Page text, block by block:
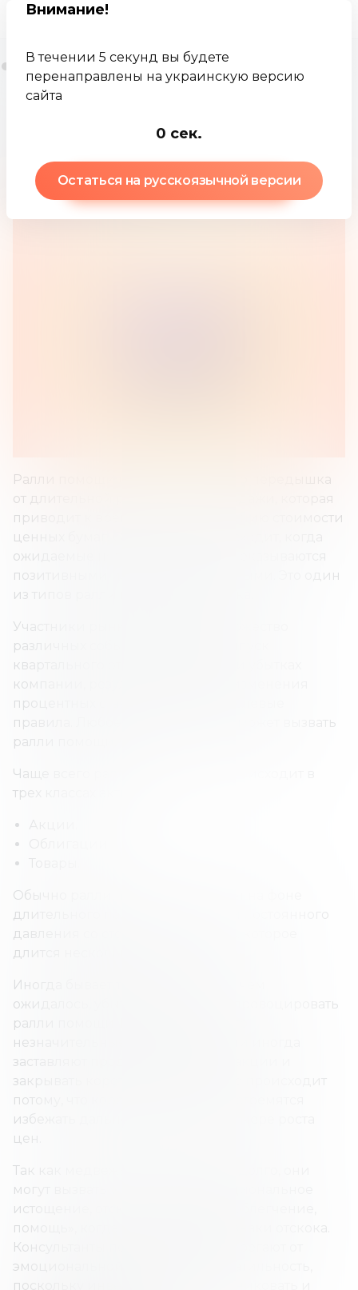
Внимание!
В течении 5 секунд вы будете
перенаправлены на украинскую версию
сайта
0 сек.
Остаться на русскоязычной версии
Ралли помощи
Ралли помощи (облегчения) — это передышка
от длительной рыночной распродажи, которая
приводит к временному повышению стоимости
ценных бумаг. Оживление происходит, когда
ожидаемые негативные новости оказываются
позитивными или менее серьезными. Это один
из типов ралли медвежьего рынка.
Участники рынка оценивают множество
различных событий, таких как выпуск
квартального отчета о прибылях и убытках
компании, результаты выборов, изменения
процентных ставок и новые отраслевые
правила. Любое из этих событий может вызвать
ралли помощи.
Чаще всего ралли облегчения происходит в
трех классах активов:
Обычно ралли помощи возникает на фоне
длительного падения рынка или постоянного
давления со стороны продавцов, которое
длится несколько дней.
Иногда бывает так, что меньший, чем
ожидалось, убыток тоже может спровоцировать
ралли помощи. Причина в том, что
незначительные хорошие новости иногда
заставляют продавцов покупать акции и
закрывать короткие позиции. Это происходит
потому, что короткие инвесторы стремятся
избежать дальнейших потерь по мере роста
цен.
Так как медвежьи рынки длятся долго, они
могут вызвать у инвесторов эмоциональное
истощение, отсюда и название «облегчение,
помощь», когда появляются признаки отскока.
Консультанты по рынку предостерегают от
эмоциональной реакции на волатильность,
поскольку инвесторы могут запаниковать и